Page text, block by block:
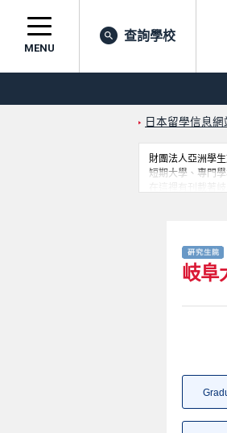
MENU
查詢學校
日本留學信息網
財團法人亞洲學
短期大學、專門
在這裡有刊載著
岐阜